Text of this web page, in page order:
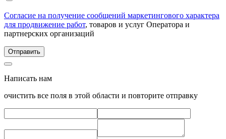
Согласие на получение сообщений маркетингового характера
для продвижение работ, товаров и услуг Оператора и
партнерских организаций
Написать нам
очистить все поля в этой области и повторите отправку